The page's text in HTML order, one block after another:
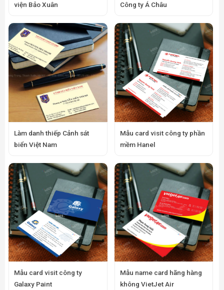
viện Bảo Xuân
Công ty Á Châu
Làm danh thiếp Cảnh sát
biển Việt Nam
Mẫu card visit công ty phần
mềm Hanel
Mẫu card visit công ty
Galaxy Paint
Mẫu name card hãng hàng
không VietJet Air